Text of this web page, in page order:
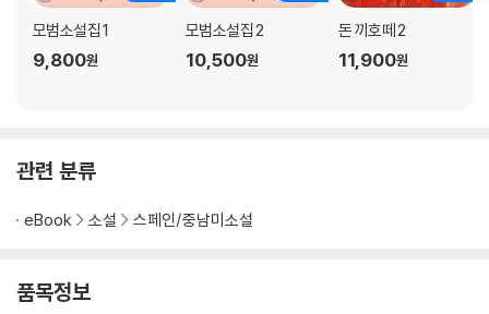
36장 돈 끼호떼가 적포도주 포대와 벌인 이상한 피투성이 격투와 객줏집
에서 벌어진 다른 희한한 사건들 이야기
37장 유명한 공주 미꼬미꼬나의 다음 이야기와 다른 재미있는 모험들에
40장 포로의 이야기가 계속되다
42장 객줏집에서 일어난 또다른 사건과 그밖의 흥미로운 이야깃거리들에
43장 노새 모는 소년의 재미있는 이야기와 객줏집에서 일어난 이상한 사
건들
모범소설집 1
9,800원
모범소설집 2
10,500원
돈 끼호떼 2
11,900원
관련 분류
eBook 소설 스페인/중남미소설
품목정보